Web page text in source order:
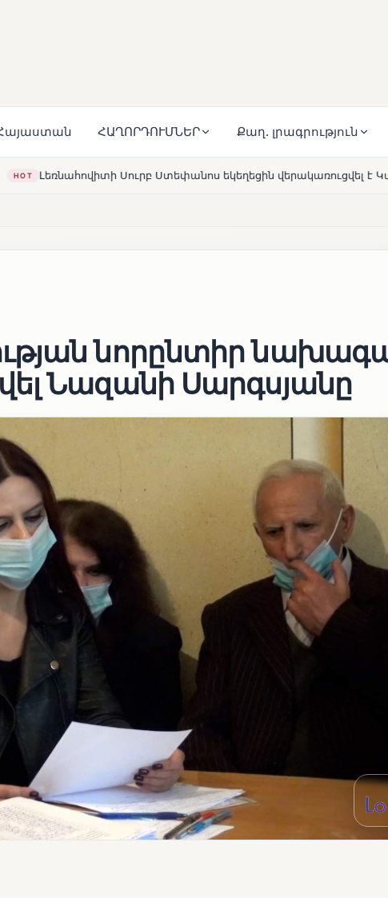
ՀԱՂՈՐԴՈՒՄՆԵՐ Քաղ. լրագրություն
եկեղեցին վերակառուցվել է Կարապետյան ընտանիքի
նորընտիր
Նազանի Սարգսյանը